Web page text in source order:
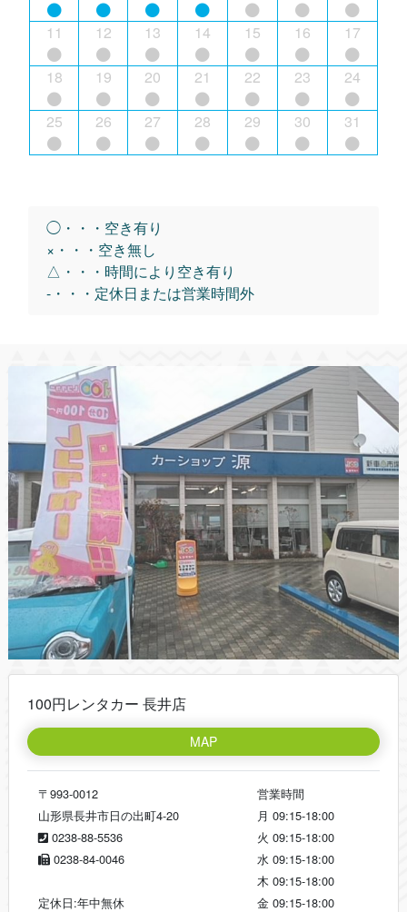
11 12 13 14 15 16 17
18 19 20 21 22 23 24
25 26 27 28 29 30 31
◯・・・空き有り
×・・・空き無し
△・・・時間により空き有り
-・・・定休日または営業時間外
100円レンタカー 長井店
MAP
〒993-0012
山形県長井市日の出町4-20
0238-88-5536
0238-84-0046
定休日:年中無休
営業時間
月 09:15-18:00
火 09:15-18:00
水 09:15-18:00
木 09:15-18:00
金 09:15-18:00